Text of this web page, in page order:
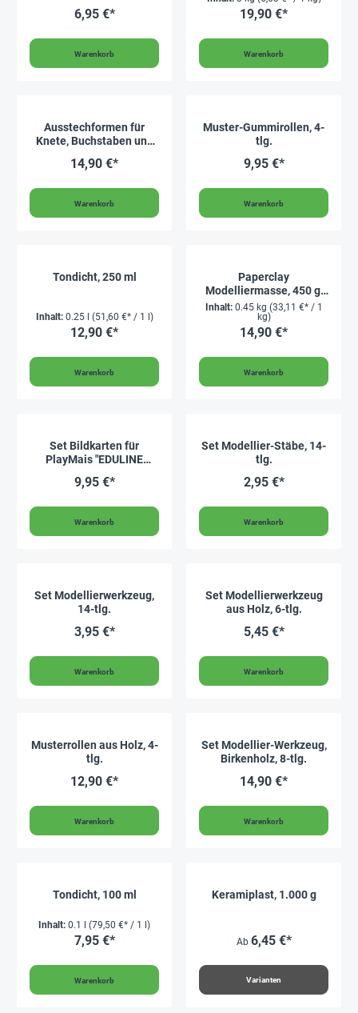
6,95 €*
Warenkorb
19,90 €*
Warenkorb
Ausstechformen für
Knete, Buchstaben und
14,90 €*
Warenkorb
Muster-Gummirollen, 4-
tlg.
9,95 €*
Warenkorb
Tondicht, 250 ml
Inhalt: 0.25 l (51,60 €* / 1 l)
12,90 €*
Warenkorb
Paperclay
Modelliermasse, 450 g,
weiß
Inhalt: 0.45 kg (33,11 €* / 1
kg)
14,90 €*
Warenkorb
Set Bildkarten für
PlayMais "EDULINE
Tiermotive
9,95 €*
Warenkorb
Set Modellier-Stäbe, 14-
tlg.
2,95 €*
Warenkorb
Set Modellierwerkzeug,
14-tlg.
3,95 €*
Warenkorb
Set Modellierwerkzeug
aus Holz, 6-tlg.
5,45 €*
Warenkorb
Musterrollen aus Holz, 4-
tlg.
12,90 €*
Warenkorb
Set Modellier-Werkzeug,
Birkenholz, 8-tlg.
14,90 €*
Warenkorb
Tondicht, 100 ml
Inhalt: 0.1 l (79,50 €* / 1 l)
7,95 €*
Warenkorb
Keramiplast, 1.000 g
Ab 6,45 €*
Varianten